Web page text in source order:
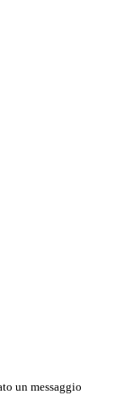
un messaggio